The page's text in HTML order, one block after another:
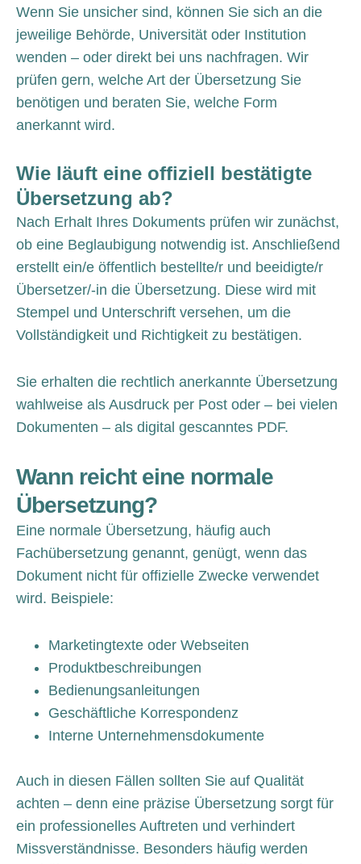
Wenn Sie unsicher sind, können Sie sich an die
jeweilige Behörde, Universität oder Institution
wenden – oder direkt bei uns nachfragen. Wir
prüfen gern, welche Art der Übersetzung Sie
benötigen und beraten Sie, welche Form
anerkannt wird.
Wie läuft eine offiziell bestätigte
Übersetzung ab?
Nach Erhalt Ihres Dokuments prüfen wir zunächst,
ob eine Beglaubigung notwendig ist. Anschließend
erstellt ein/e öffentlich bestellte/r und beeidigte/r
Übersetzer/-in die Übersetzung. Diese wird mit
Stempel und Unterschrift versehen, um die
Vollständigkeit und Richtigkeit zu bestätigen.
Sie erhalten die rechtlich anerkannte Übersetzung
wahlweise als Ausdruck per Post oder – bei vielen
Dokumenten – als digital gescanntes PDF.
Wann reicht eine normale
Übersetzung?
Eine normale Übersetzung, häufig auch
Fachübersetzung genannt, genügt, wenn das
Dokument nicht für offizielle Zwecke verwendet
wird. Beispiele:
Marketingtexte oder Webseiten
Produktbeschreibungen
Bedienungsanleitungen
Geschäftliche Korrespondenz
Interne Unternehmensdokumente
Auch in diesen Fällen sollten Sie auf Qualität
achten – denn eine präzise Übersetzung sorgt für
ein professionelles Auftreten und verhindert
Missverständnisse. Besonders häufig werden